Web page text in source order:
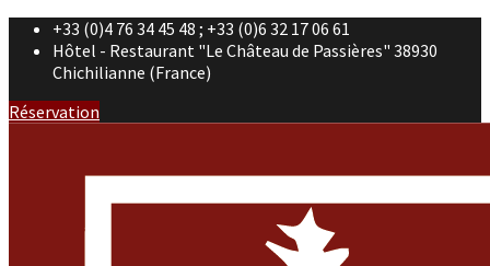
+33 (0)4 76 34 45 48 ; +33 (0)6 32 17 06 61
Hôtel - Restaurant "Le Château de Passières" 38930
Chichilianne (France)
Réservation